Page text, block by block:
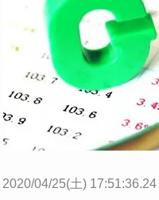
2020/04/25(土) 17:51:36.24